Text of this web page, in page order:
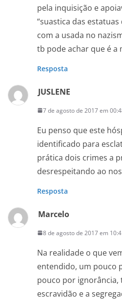
pela inquisição e
“suastica das
com a usada no
tb pode achar que é
Resposta
JUSLENE
7 de agosto de 2017 em
Eu penso que este
identificado para
prática dois crimes a
desrespeitando ao
Resposta
Marcelo
8 de agosto de 2017 em
Na realidade o que
entendido, um pouco
pouco por ignorância,
escravidão e a